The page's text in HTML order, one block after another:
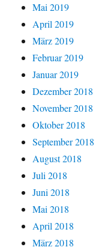
Mai 2019
April 2019
März 2019
Februar 2019
Januar 2019
Dezember 2018
November 2018
Oktober 2018
September 2018
August 2018
Juli 2018
Juni 2018
Mai 2018
April 2018
März 2018